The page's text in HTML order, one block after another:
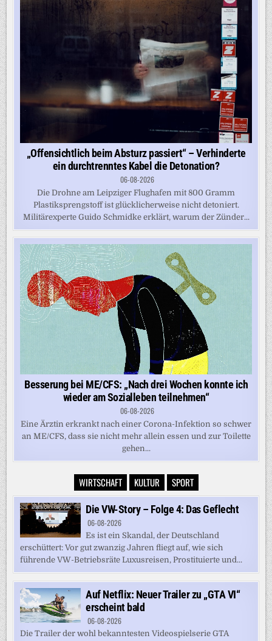
„Offensichtlich beim Absturz passiert“ – Verhinderte
ein durchtrenntes Kabel die Detonation?
06-08-2026
Die Drohne am Leipziger Flughafen mit 800 Gramm
Plastiksprengstoff ist glücklicherweise nicht detoniert.
Militärexperte Guido Schmidke erklärt, warum der Zünder...
Besserung bei ME/CFS: „Nach drei Wochen konnte ich
wieder am Sozialleben teilnehmen“
06-08-2026
Eine Ärztin erkrankt nach einer Corona-Infektion so schwer
an ME/CFS, dass sie nicht mehr allein essen und zur Toilette
gehen...
WIRTSCHAFT KULTUR SPORT
Die VW-Story – Folge 4: Das Geflecht
06-08-2026
Es ist ein Skandal, der Deutschland
erschüttert: Vor gut zwanzig Jahren fliegt auf, wie sich
führende VW-Betriebsräte Luxusreisen, Prostituierte und...
Auf Netflix: Neuer Trailer zu „GTA VI“
erscheint bald
06-08-2026
Die Trailer der wohl bekanntesten Videospielserie GTA